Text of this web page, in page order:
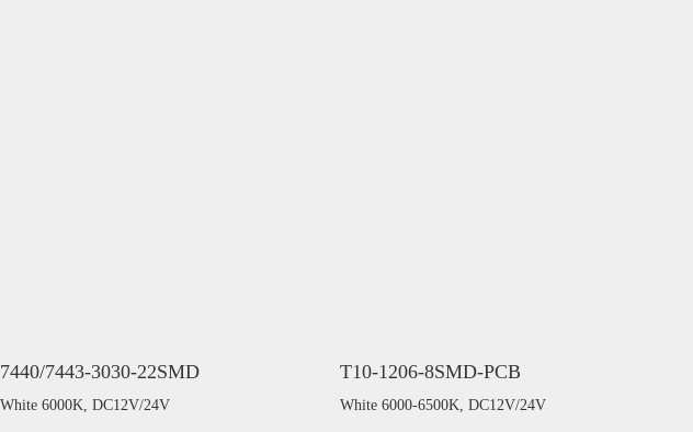
7440/7443-3030-22SMD
White 6000K, DC12V/24V
T10-1206-8SMD-PCB
White 6000-6500K, DC12V/24V